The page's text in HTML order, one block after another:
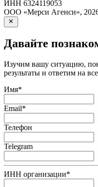
ИНН 6324119053
ООО «Мерси Агенси»,
Давайте
Изучим вашу ситуацию,
результаты и ответим на
Имя*
Email*
Телефон
Telegram
ИНН организации*